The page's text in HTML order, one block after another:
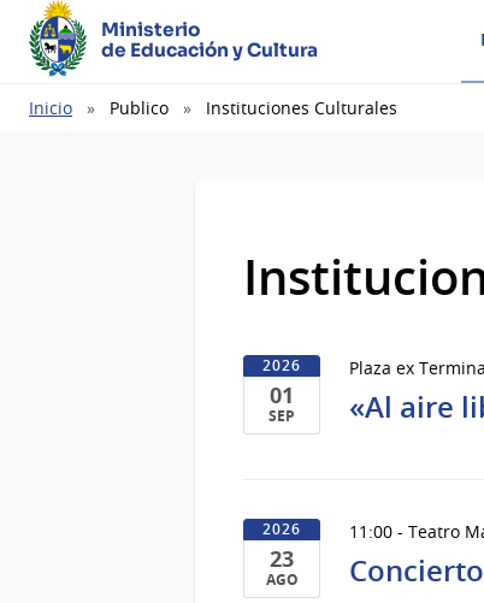
Ministerio
de Educación y Cultura
Ruta
Inicio Publico Instituciones Culturales
2026
01
SEP
del
2026
Plaza ex
«Al aire
2026
23
AGO
11:00 - Teatro